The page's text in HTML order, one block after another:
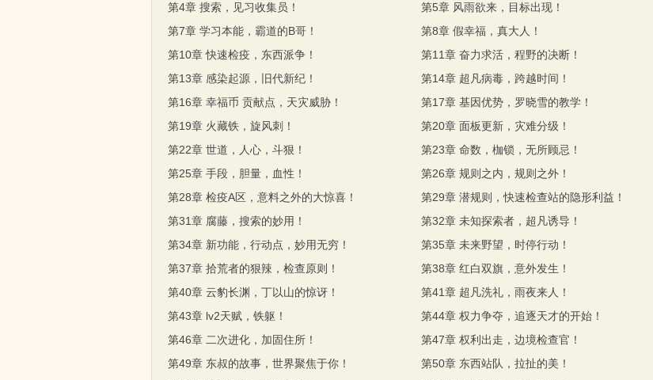
第5章 风雨欲来，目标出现！
第4章 搜索，见习收集员！
第8章 假幸福，真大人！
第7章 学习本能，霸道的B哥！
第11章 奋力求活，程野的决断！
第10章 快速检疫，东西派争！
第14章 超凡病毒，跨越时间！
第13章 感染起源，旧代新纪！
第17章 基因优势，罗晓雪的教学！
第16章 幸福币 贡献点，天灾威胁！
第20章 面板更新，灾难分级！
第19章 火藏铁，旋风刺！
第23章 命数，枷锁，无所顾忌！
第22章 世道，人心，斗狠！
第26章 规则之内，规则之外！
第25章 手段，胆量，血性！
第29章 潜规则，快速检查站的隐形利益！
第28章 检疫A区，意料之外的大惊喜！
第32章 未知探索者，超凡诱导！
第31章 腐藤，搜索的妙用！
第35章 未来野望，时停行动！
第34章 新功能，行动点，妙用无穷！
第38章 红白双旗，意外发生！
第37章 拾荒者的狠辣，检查原则！
第41章 超凡洗礼，雨夜来人！
第40章 云豹长渊，丁以山的惊讶！
第44章 权力争夺，追逐天才的开始！
第43章 lv2天赋，铁躯！
第47章 权利出走，边境检查官！
第46章 二次进化，加固住所！
第50章 东西站队，拉扯的美！
第49章 东叔的故事，世界聚焦于你！